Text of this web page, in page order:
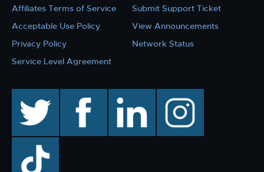
Affiliates Terms of Service
Acceptable Use Policy
Privacy Policy
Service Level Agreement
Submit Support Ticket
View Announcements
Network Status
facebook linkedin instagram
TikTok